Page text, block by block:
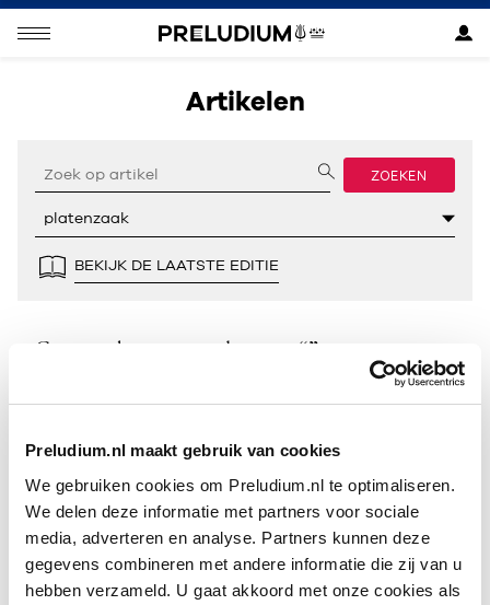
Preludium.nl maakt gebruik van cookies
We gebruiken cookies om Preludium.nl te optimaliseren.
We delen deze informatie met partners voor sociale
media, adverteren en analyse. Partners kunnen deze
gegevens combineren met andere informatie die zij van u
hebben verzameld. U gaat akkoord met onze cookies als
Artikelen
ZOEKEN
BEKIJK DE LAATSTE EDITIE
Geen resultaten gevonden voor “”.